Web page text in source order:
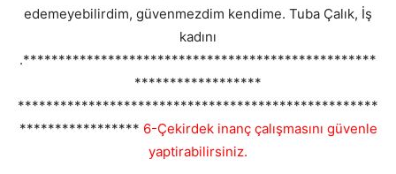
edemeyebilirdim, güvenmezdim kendime. Tuba Çalık, İş
kadını
.**************************************************
******************
***************************************************
***************** 6-Çekirdek inanç çalışmasını güvenle
yaptirabilirsiniz.